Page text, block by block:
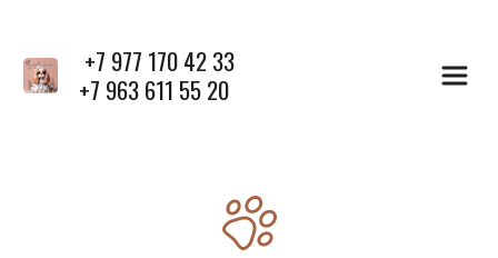
+7 977 170 42 33
+7 963 611 55 20